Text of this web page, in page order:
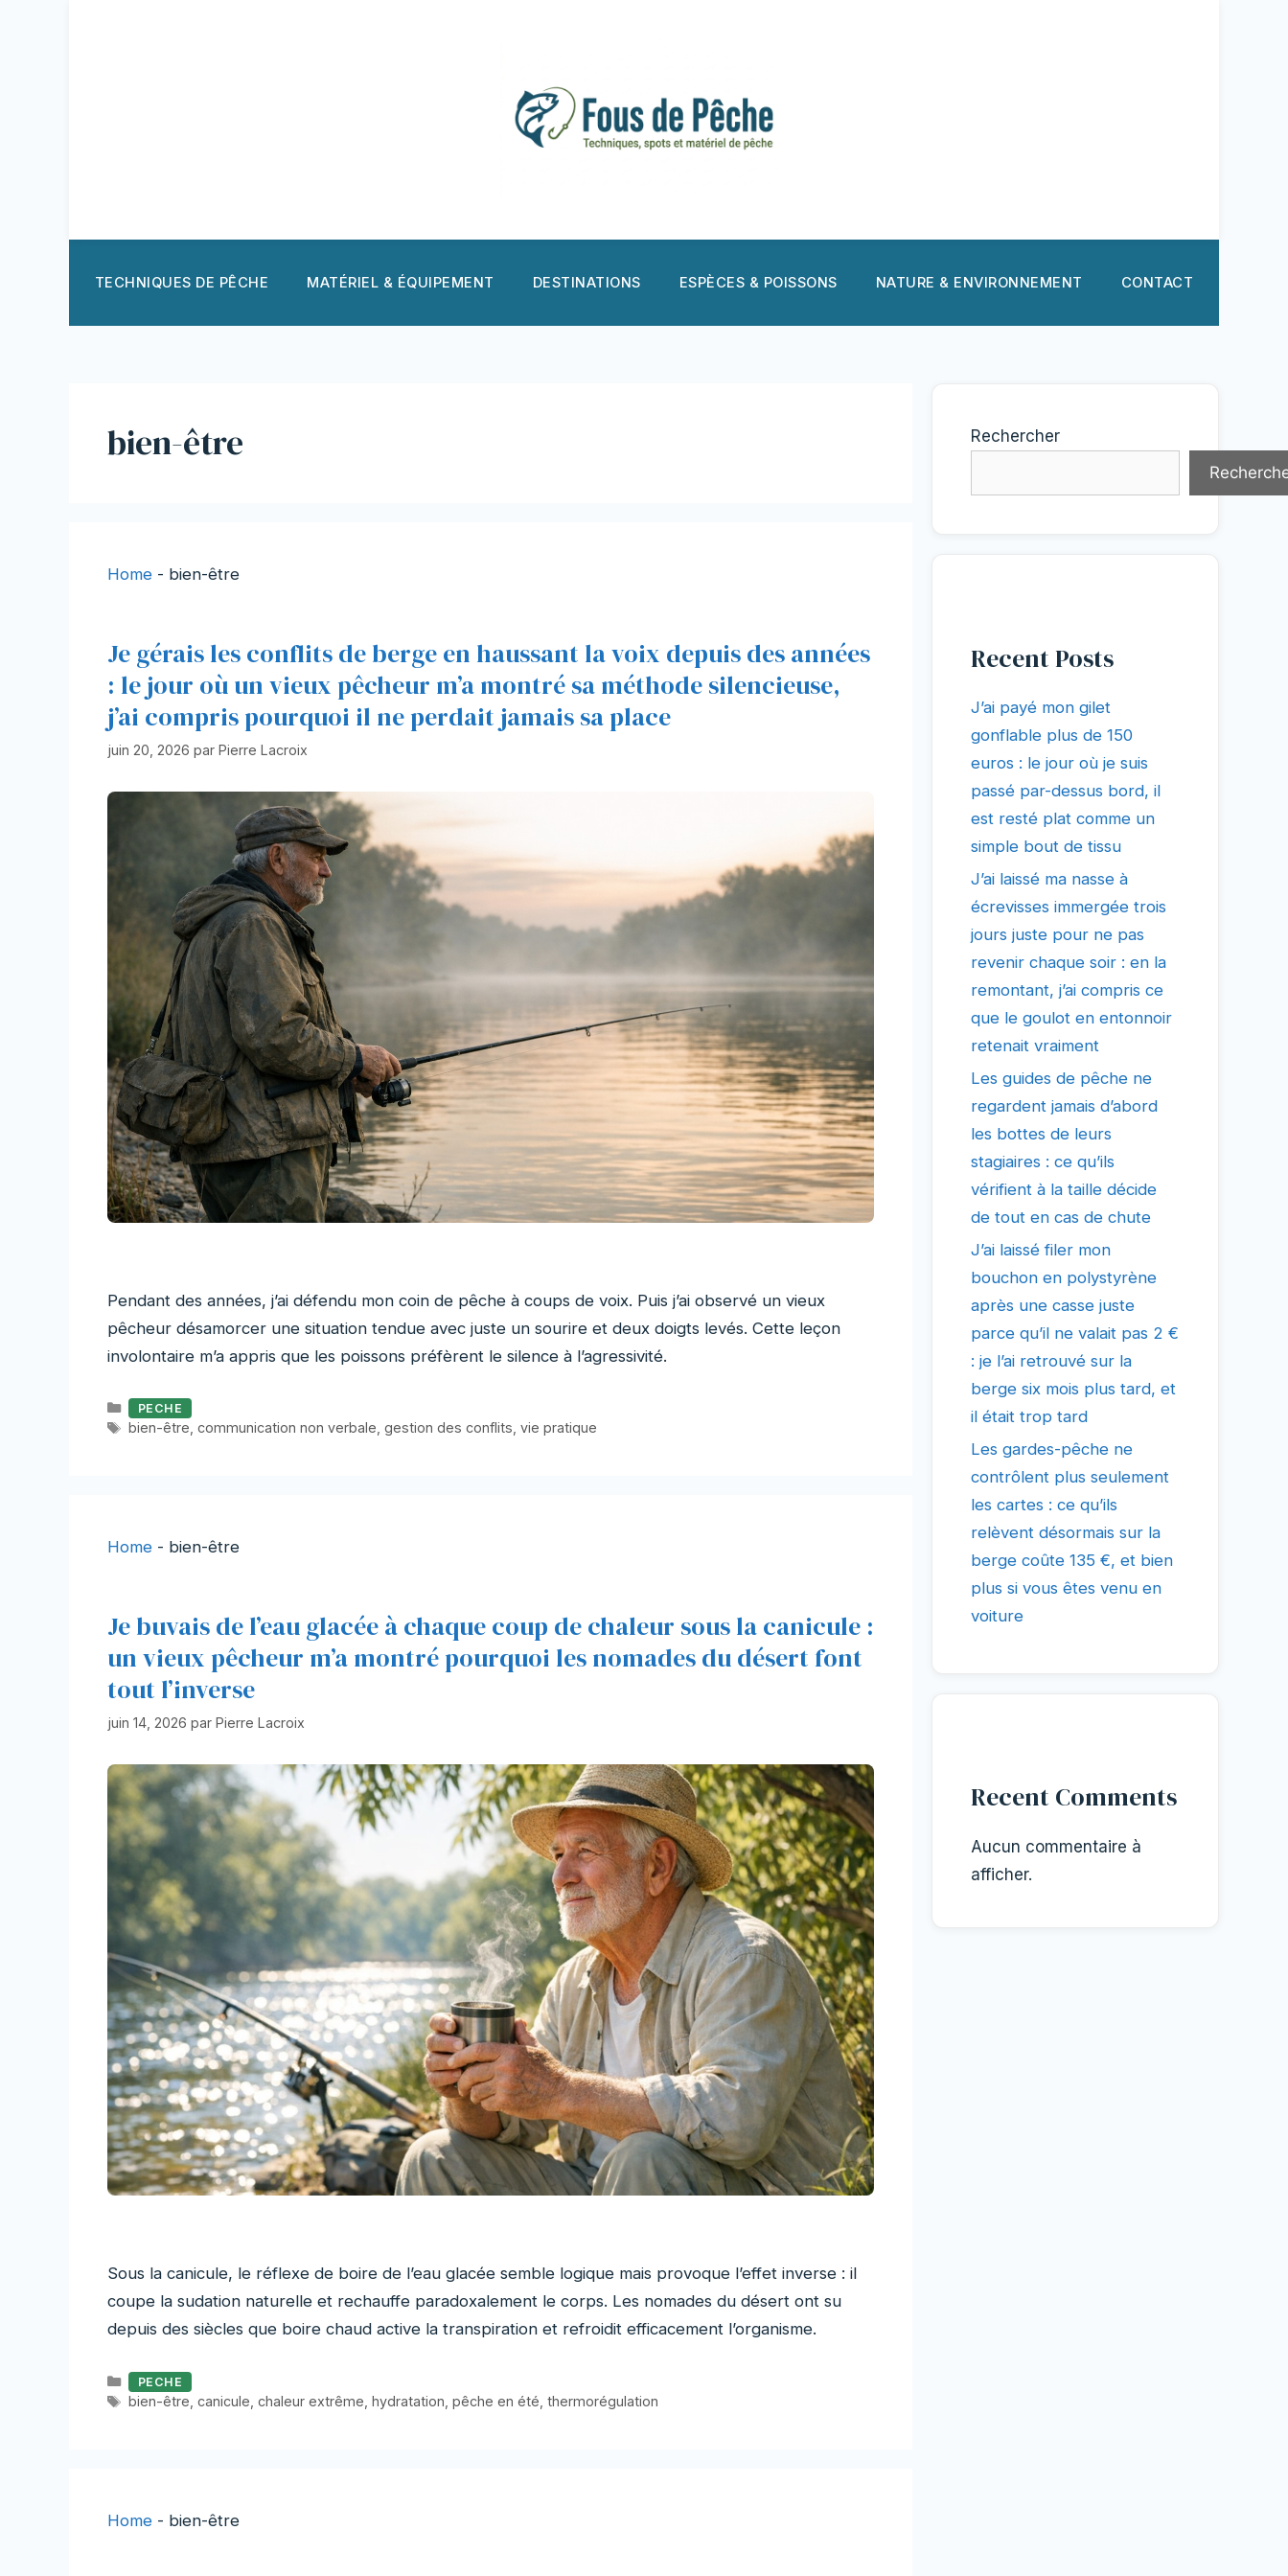
TECHNIQUES DE PÊCHE MATÉRIEL & ÉQUIPEMENT DESTINATIONS ESPÈCES & POISSONS NATURE & ENVIRONNEMENT CONTACT
bien-être
Home - bien-être
Je gérais les conflits de berge en haussant la voix depuis des années
: le jour où un vieux pêcheur m’a montré sa méthode silencieuse,
j’ai compris pourquoi il ne perdait jamais sa place
juin 20, 2026 par Pierre Lacroix
Pendant des années, j’ai défendu mon coin de pêche à coups de voix. Puis j’ai observé un vieux
pêcheur désamorcer une situation tendue avec juste un sourire et deux doigts levés. Cette leçon
involontaire m’a appris que les poissons préfèrent le silence à l’agressivité.
Catégories
PECHE
Étiquettes
bien-être, communication non verbale, gestion des conflits, vie pratique
Home - bien-être
Je buvais de l’eau glacée à chaque coup de chaleur sous la canicule :
un vieux pêcheur m’a montré pourquoi les nomades du désert font
tout l’inverse
juin 14, 2026 par Pierre Lacroix
Sous la canicule, le réflexe de boire de l’eau glacée semble logique mais provoque l’effet inverse : il
coupe la sudation naturelle et rechauffe paradoxalement le corps. Les nomades du désert ont su
depuis des siècles que boire chaud active la transpiration et refroidit efficacement l’organisme.
Catégories
PECHE
Étiquettes
bien-être canicule chaleur extrême hydratation pêche en été thermorégulation
Home - bien-être
Rechercher
Recent Posts
J’ai payé mon gilet
gonflable plus de 150
euros : le jour où je suis
passé par-dessus bord, il
est resté plat comme un
simple bout de tissu
J’ai laissé ma nasse à
écrevisses immergée trois
jours juste pour ne pas
revenir chaque soir : en la
remontant, j’ai compris ce
que le goulot en entonnoir
retenait vraiment
Les guides de pêche ne
regardent jamais d’abord
les bottes de leurs
stagiaires : ce qu’ils
vérifient à la taille décide
de tout en cas de chute
J’ai laissé filer mon
bouchon en polystyrène
après une casse juste
parce qu’il ne valait pas 2 €
: je l’ai retrouvé sur la
berge six mois plus tard, et
il était trop tard
Les gardes-pêche ne
contrôlent plus seulement
les cartes : ce qu’ils
relèvent désormais sur la
berge coûte 135 €, et bien
plus si vous êtes venu en
voiture
Recent Comments
Aucun commentaire à
afficher.